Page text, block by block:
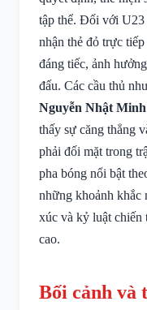
tập thể. Đối với
nhận thẻ đỏ trực
đáng tiếc, ảnh
đấu. Các cầu thủ
Nguyễn Nhật Minh
thấy sự căng thẳng
phải đối mặt trong
pha bóng nổi bật
những khoảnh khắc
xúc và kỷ luật chiến
cao.
Bối cảnh và